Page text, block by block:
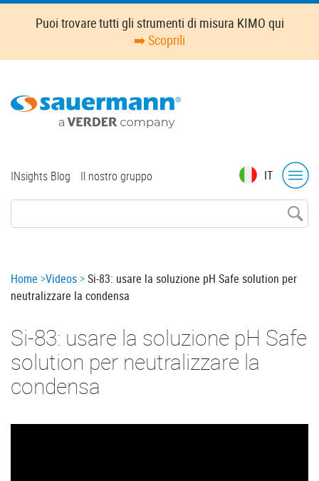
Skip
content
Puoi trovare tutti gli strumenti di misura KIMO qui
➡️ Scoprili
IT
Top
INsights Blog Il nostro gruppo
Breadcrumb
Home Videos
Si-83: usare la soluzione pH Safe solution per
neutralizzare la condensa
Si-83: usare la soluzione pH Safe
solution per neutralizzare la
condensa